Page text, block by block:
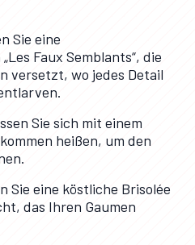
Sie eine
Faux Semblants“, die
versetzt, wo jedes Detail
Sie sich mit einem
heißen, um den
Sie eine köstliche Brisolée
das Ihren Gaumen